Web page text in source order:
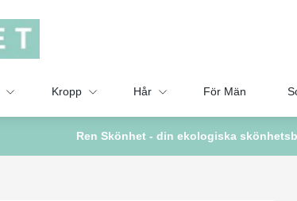
Kropp Hår För Män
Ren Skönhet - din ekologiska